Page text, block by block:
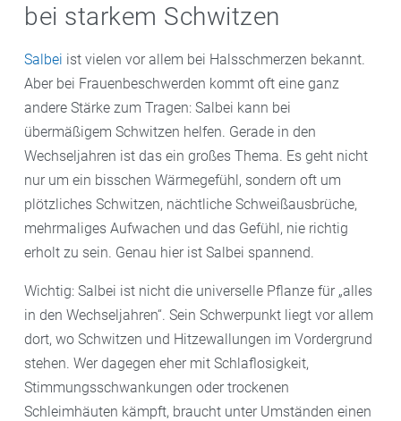
bei starkem Schwitzen
Salbei ist vielen vor allem bei Halsschmerzen bekannt.
Aber bei Frauenbeschwerden kommt oft eine ganz
andere Stärke zum Tragen: Salbei kann bei
übermäßigem Schwitzen helfen. Gerade in den
Wechseljahren ist das ein großes Thema. Es geht nicht
nur um ein bisschen Wärmegefühl, sondern oft um
plötzliches Schwitzen, nächtliche Schweißausbrüche,
mehrmaliges Aufwachen und das Gefühl, nie richtig
erholt zu sein. Genau hier ist Salbei spannend.
Wichtig: Salbei ist nicht die universelle Pflanze für „alles
in den Wechseljahren“. Sein Schwerpunkt liegt vor allem
dort, wo Schwitzen und Hitzewallungen im Vordergrund
stehen. Wer dagegen eher mit Schlaflosigkeit,
Stimmungsschwankungen oder trockenen
Schleimhäuten kämpft, braucht unter Umständen einen